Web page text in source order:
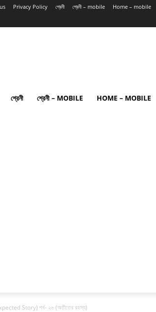
Privacy Policy শ্রেনী শ্রেনী – mobile Home – mobile
শ্রেনী শ্রেনী – MOBILE HOME – MOBILE
Story) পর্ব- ২৬ (অতীতের রহস্য)